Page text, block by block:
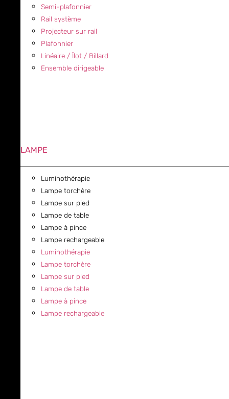
Semi-plafonnier
Rail système
Projecteur sur rail
Plafonnier
Linéaire / Îlot / Billard
Ensemble dirigeable
LAMPE
Luminothérapie
Lampe torchère
Lampe sur pied
Lampe de table
Lampe à pince
Lampe rechargeable
Luminothérapie
Lampe torchère
Lampe sur pied
Lampe de table
Lampe à pince
Lampe rechargeable